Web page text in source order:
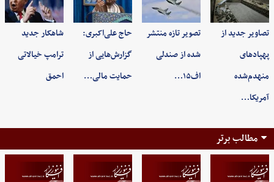
تصاویر جدید از
پهپادهای
منهدم‌شده
آمریکا…
تصویر تازه منتشر
شده از صندلی
اف۱۵…
حاج علی‌اکبری:
گزارش‌هایی از
حمایت مالی…
شاهکار جدید
ترامپ خیالاتی
احمق
مطالب برتر